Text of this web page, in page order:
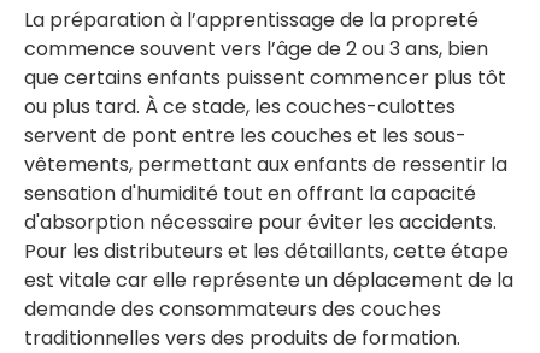
La préparation à l’apprentissage de la propreté
commence souvent vers l’âge de 2 ou 3 ans, bien
que certains enfants puissent commencer plus tôt
ou plus tard. À ce stade, les couches-culottes
servent de pont entre les couches et les sous-
vêtements, permettant aux enfants de ressentir la
sensation d'humidité tout en offrant la capacité
d'absorption nécessaire pour éviter les accidents.
Pour les distributeurs et les détaillants, cette étape
est vitale car elle représente un déplacement de la
demande des consommateurs des couches
traditionnelles vers des produits de formation.